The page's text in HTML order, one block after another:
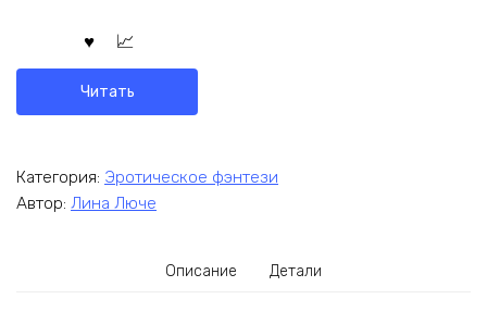
Читать
Категория: Эротическое фэнтези
Автор: Лина Люче
Описание Детали